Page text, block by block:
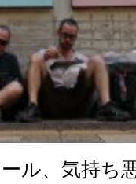
ル、気持ち